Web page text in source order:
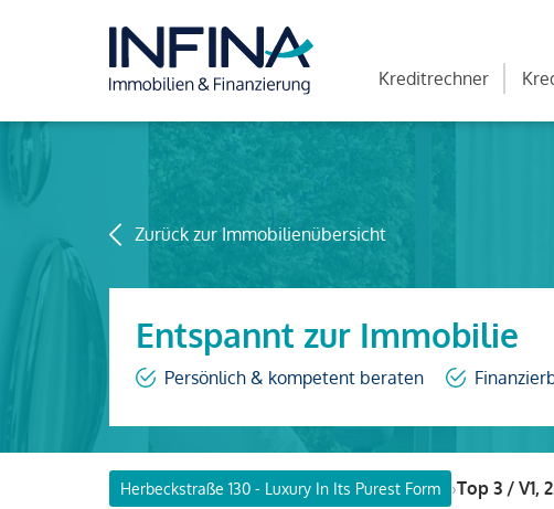
Kreditrechner
Zurück zur Immobilienübersicht
Entspannt zur Immobilie
Persönlich & kompetent beraten
Herbeckstraße 130 - Luxury In Its Purest Form ›Top 3 / V1,